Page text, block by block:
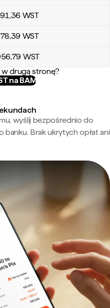
,36 WST
,39 WST
,79 WST
drugą stronę?
na BAM
wyślij bezpośrednio do
banku. Brak ukrytych opłat ani